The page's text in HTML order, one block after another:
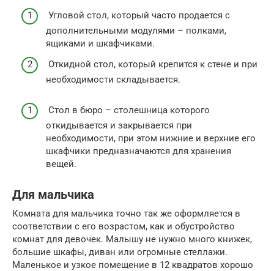
Угловой стол, который часто продается с
дополнительными модулями – полками,
ящиками и шкафчиками.
Откидной стол, который крепится к стене и при
необходимости складывается.
Стол в бюро – столешница которого
откидывается и закрывается при
необходимости, при этом нижние и верхние его
шкафчики предназначаются для хранения
вещей.
Для мальчика
Комната для мальчика точно так же оформляется в
соответствии с его возрастом, как и обустройство
комнат для девочек. Малышу не нужно много книжек,
большие шкафы, диван или огромные стеллажи.
Маленькое и узкое помещение в 12 квадратов хорошо